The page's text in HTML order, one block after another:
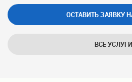
ОСТАВИТЬ ЗАЯВКУ
ВСЕ УСЛУГИ